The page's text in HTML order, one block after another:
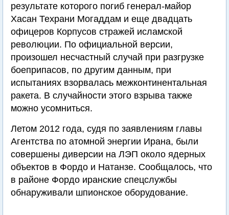
результате которого погиб генерал-майор
Хасан Техрани Могаддам и еще двадцать
офицеров Корпусов стражей исламской
революции. По официальной версии,
произошел несчастный случай при разгрузке
боеприпасов, по другим данным, при
испытаниях взорвалась межконтинентальная
ракета. В случайности этого взрыва также
можно усомниться.
Летом 2012 года, судя по заявлениям главы
Агентства по атомной энергии Ирана, были
совершены диверсии на ЛЭП около ядерных
объектов в Фордо и Натанзе. Сообщалось, что
в районе Фордо иранские спецслужбы
обнаруживали шпионское оборудование.